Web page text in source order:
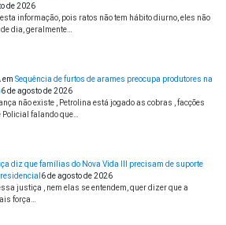
de 2026
informação, pois ratos não tem hábito diurno, eles não
dia, geralmente…
em Sequência de furtos de arames preocupa produtores na
6 de agosto de 2026
não existe , Petrolina está jogado as cobras , facções
falando que…
diz que famílias do Nova Vida III precisam de suporte
6 de agosto de 2026
justiça , nem elas se entendem, quer dizer que a
força…